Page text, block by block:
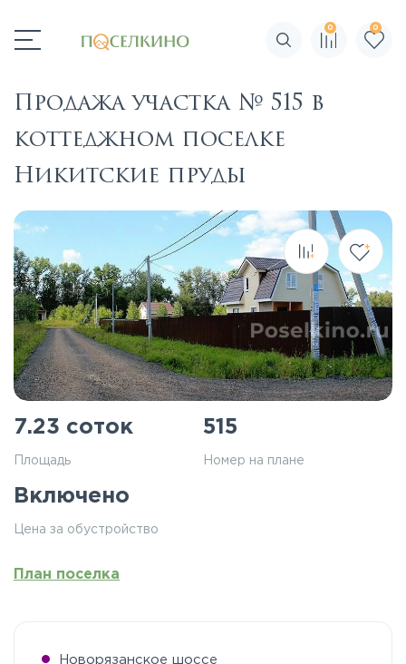
Поиск по сайту
0 0
Продажа участка № 515 в
коттеджном поселке
Никитские пруды
7.23 соток
Площадь
515
Номер на плане
Включено
Цена за обустройство
План поселка
Новорязанское шоссе